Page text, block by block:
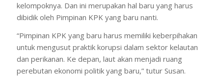
kelompoknya. Dan ini merupakan hal baru yang harus
dibidik oleh Pimpinan KPK yang baru nanti.
“Pimpinan KPK yang baru harus memiliki keberpihakan
untuk mengusut praktik korupsi dalam sektor kelautan
dan perikanan. Ke depan, laut akan menjadi ruang
perebutan ekonomi politik yang baru,” tutur Susan.